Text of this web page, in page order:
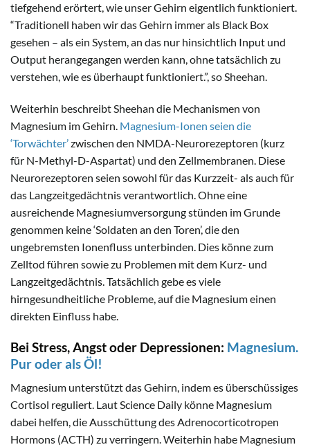
tiefgehend erörtert, wie unser Gehirn eigentlich funktioniert.
“Traditionell haben wir das Gehirn immer als Black Box
gesehen – als ein System, an das nur hinsichtlich Input und
Output herangegangen werden kann, ohne tatsächlich zu
verstehen, wie es überhaupt funktioniert.”, so Sheehan.
Weiterhin beschreibt Sheehan die Mechanismen von
Magnesium im Gehirn. Magnesium-Ionen seien die
‘Torwächter’zwischen den NMDA-Neurorezeptoren (kurz
für N-Methyl-D-Aspartat) und den Zellmembranen. Diese
Neurorezeptoren seien sowohl für das Kurzzeit- als auch für
das Langzeitgedächtnis verantwortlich. Ohne eine
ausreichende Magnesiumversorgung stünden im Grunde
genommen keine ‘Soldaten an den Toren’, die den
ungebremsten Ionenfluss unterbinden. Dies könne zum
Zelltod führen sowie zu Problemen mit dem Kurz- und
Langzeitgedächtnis. Tatsächlich gebe es viele
hirngesundheitliche Probleme, auf die Magnesium einen
direkten Einfluss habe.
Bei Stress, Angst oder Depressionen: Magnesium.
Pur oder als Öl!
Magnesium unterstützt das Gehirn, indem es überschüssiges
Cortisol reguliert. Laut Science Daily könne Magnesium
dabei helfen, die Ausschüttung des Adrenocorticotropen
Hormons (ACTH) zu verringern. Weiterhin habe Magnesium